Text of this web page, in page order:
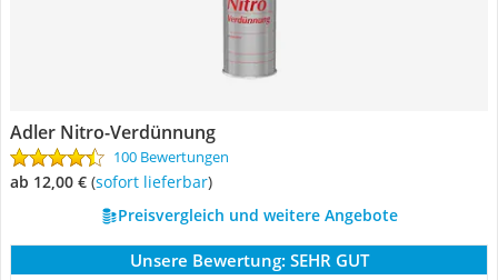
Adler Nitro-Verdünnung
100 Bewertungen
ab 12,00 € ( Sofort lieferbar)
Preisvergleich und weitere Angebote
Unsere Bewertung: SEHR GUT